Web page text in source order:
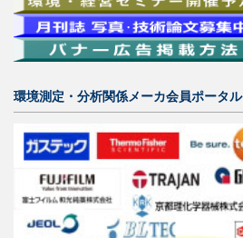
環境測定・分析関係メーカ会員ポータル